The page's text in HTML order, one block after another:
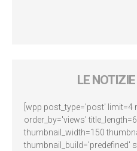
LE
[wpp post_type='post' limit=4
order_by='views'
thumbnail_width=150
thumbnail_build='predefined'